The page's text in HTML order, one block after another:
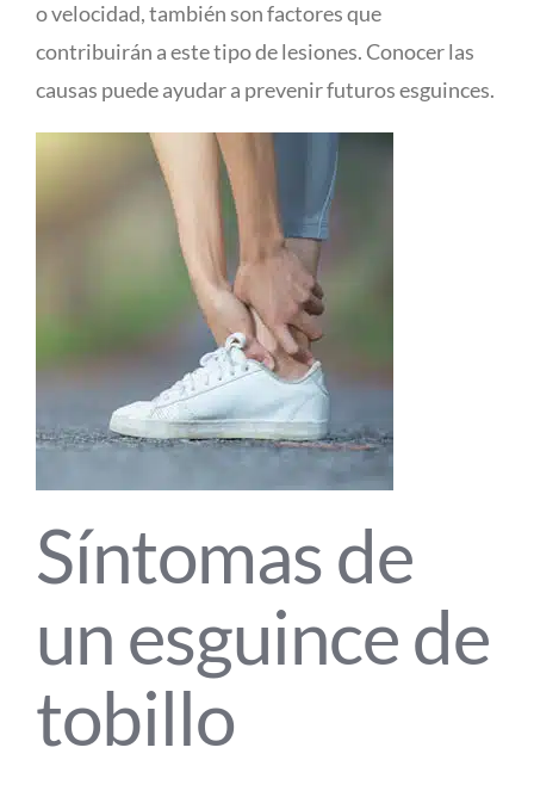
o velocidad, también son factores que
contribuirán a este tipo de lesiones. Conocer las
causas puede ayudar a prevenir futuros esguinces.
Síntomas de
un esguince de
tobillo